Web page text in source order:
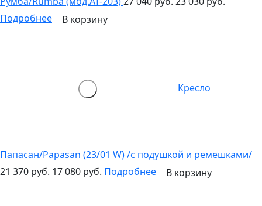
Подробнее
В корзину
Кресло
Папасан/Papasan (23/01 W) /с подушкой и ремешками/
21 370 руб. 17 080 руб. Подробнее В корзину